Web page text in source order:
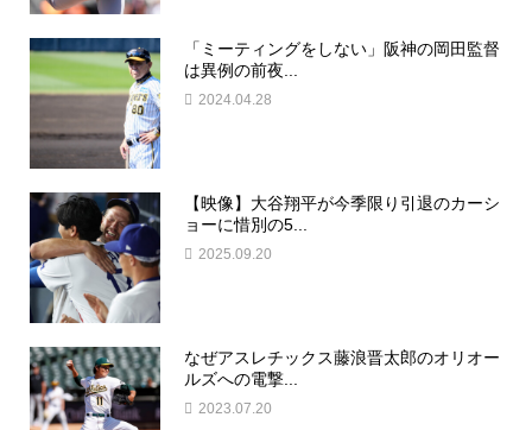
「ミーティングをしない」阪神の岡田監督
は異例の前夜...
2024.04.28
【映像】大谷翔平が今季限り引退のカーシ
ョーに惜別の5...
2025.09.20
なぜアスレチックス藤浪晋太郎のオリオー
ルズへの電撃...
2023.07.20